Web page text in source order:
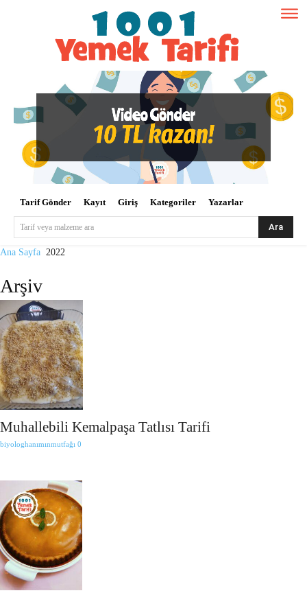
Tarif Gönder Kayıt Giriş Kategoriler Yazarlar
Tarif veya malzeme ara Ara
Ana Sayfa 2022
Arşiv
Muhallebili Kemalpaşa Tatlısı Tarifi
biyologhanımınmutfağı 0